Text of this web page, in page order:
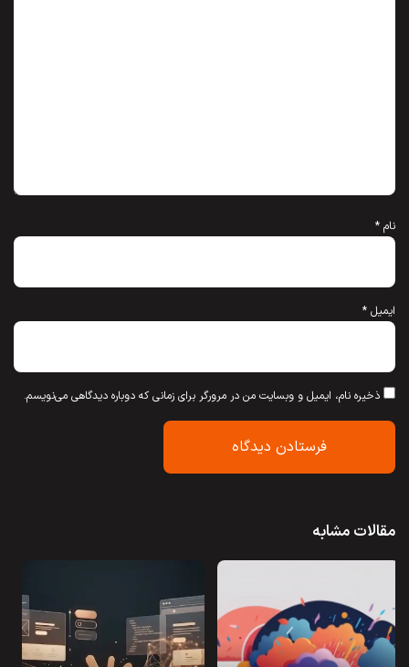
نام *
ایمیل *
ذخیره نام، ایمیل و وبسایت من در مرورگر برای زمانی که دوباره دیدگاهی می‌نویسم.
مقالات مشابه